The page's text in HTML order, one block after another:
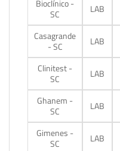
Bioclínico -
SC
LAB
Casagrande
- SC
LAB
Clinitest -
SC
LAB
Ghanem -
SC
LAB
Gimenes -
SC
LAB